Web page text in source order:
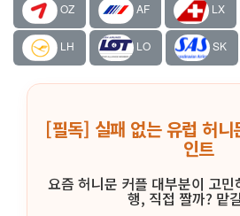
OZ AF LX
LH LO SK
[필독] 실패 없는 유럽 허니
인트
요즘 허니문 커플 대부분이 고
행, 직접 짤까? 맡